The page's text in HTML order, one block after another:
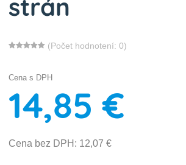
strán
(Počet hodnotení: 0)
Cena s DPH
14,85 €
Cena bez DPH: 12,07 €